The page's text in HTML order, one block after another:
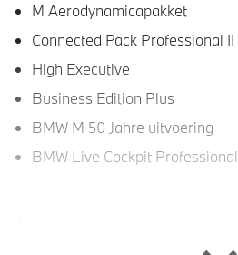
M Aerodynamicapakket
Connected Pack Professional II
High Executive
Business Edition Plus
BMW M 50 Jahre uitvoering
BMW Live Cockpit Professional